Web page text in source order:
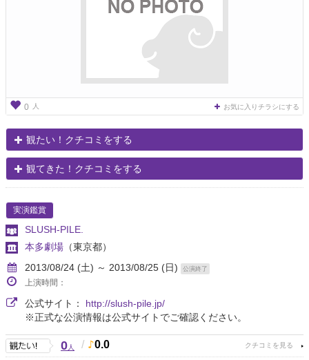
0 人 お気に入りチラシにする
観たい！クチコミをする
観てきた！クチコミをする
実演鑑賞
SLUSH-PILE.
本多劇場 （東京都）
2013/08/24 (土) ～ 2013/08/25 (日)
公演終了
上演時間：
公式サイト： http://slush-pile.jp/
※正式な公演情報は公式サイトでご確認ください。
0人 / 0.0